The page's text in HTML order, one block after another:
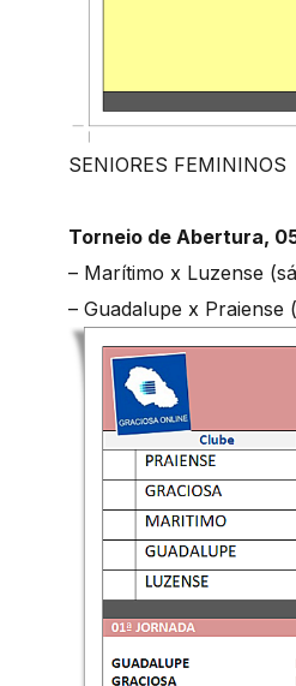
SENIORES FEMININOS
Torneio de Abertura,
– Marítimo x Luzense
– Guadalupe x Praiense